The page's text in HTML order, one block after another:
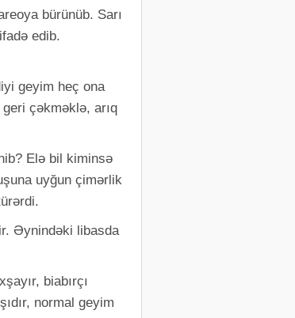
bürünüb. Sarı
edib.
geyim heç ona
çəkməklə, arıq
Elə bil kiminsə
uyğun çimərlik
Əynindəki libasda
biabırçı
normal geyim